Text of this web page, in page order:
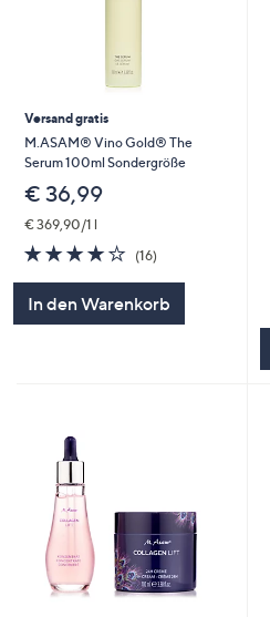
Versand gratis
M.ASAM® Vino Gold® The
Serum 100ml Sondergröße
€ 36,99
€ 369,90/1 l
3.9
von
(16)16
In den Warenkorb